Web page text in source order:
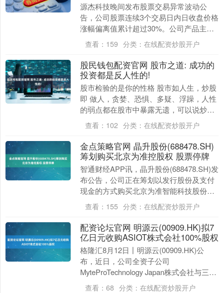
源杰科技晚间发布股票交易异常波动公
告，公司股票连续3个交易日内日收盘价格
涨幅偏离值累计超过30%。公司产品主要
应用于光通信领域，而光芯片行业作为光
通信产业链的上....
查看： 159 分类： 在线配资炒股开户
股民钱包配资官网 股市之道: 成功的
投资都是反人性的!
股市检验的是你的性格 股市如人生，炒股
即 做人，贪婪、恐惧、多疑、浮躁，人性
的弱点都在股市中暴露无遗，可以说炒股
的过程就是锻炼人性的过程，当你的性格
变的勇敢、冷....
查看： 102 分类： 在线配资炒股开户
金点策略官网 晶升股份(688478.SH)
筹划购买北京为准控股权 股票停牌
智通财经APP讯，晶升股份(688478.SH)发
布公告，公司正在筹划以发行股份及支付
现金的方式购买北京为准智能科技股份有
限公司(简称“北京为准”或“标的公司”....
查看： 155 分类： 在线配资炒股开户
配资论坛官网 明源云(00909.HK)拟7
亿日元收购ASIOT株式会社100%股权
格隆汇8月12日丨明源云(00909.HK)公
布，近日，公司全资子公司
MyteProTechnology Japan株式会社与三位
独立第三方签订了股份购买协议，....
查看： 68 分类： 在线配资炒股开户